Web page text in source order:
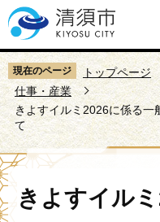
こ
の
ペ
ー
ジ
の
先
頭
で
す
現在のページ トップページ
仕事・産業
きよすイルミ2026に係る一
て
きよすイル